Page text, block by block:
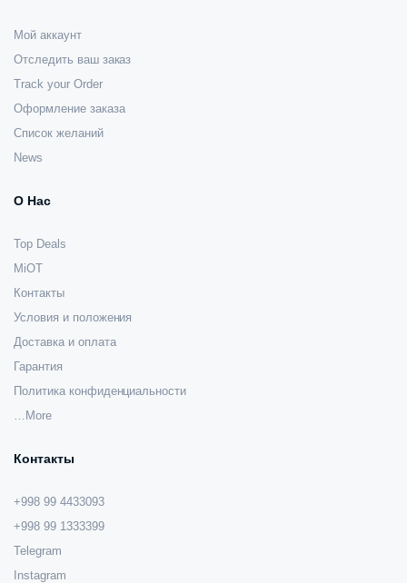
Мой аккаунт
Отследить ваш заказ
Track your Order
Оформление заказа
Список желаний
News
О Нас
Top Deals
MiOT
Контакты
Условия и положения
Доставка и оплата
Гарантия
Политика конфиденциальности
…More
Контакты
+998 99 4433093
+998 99 1333399
Telegram
Instagram